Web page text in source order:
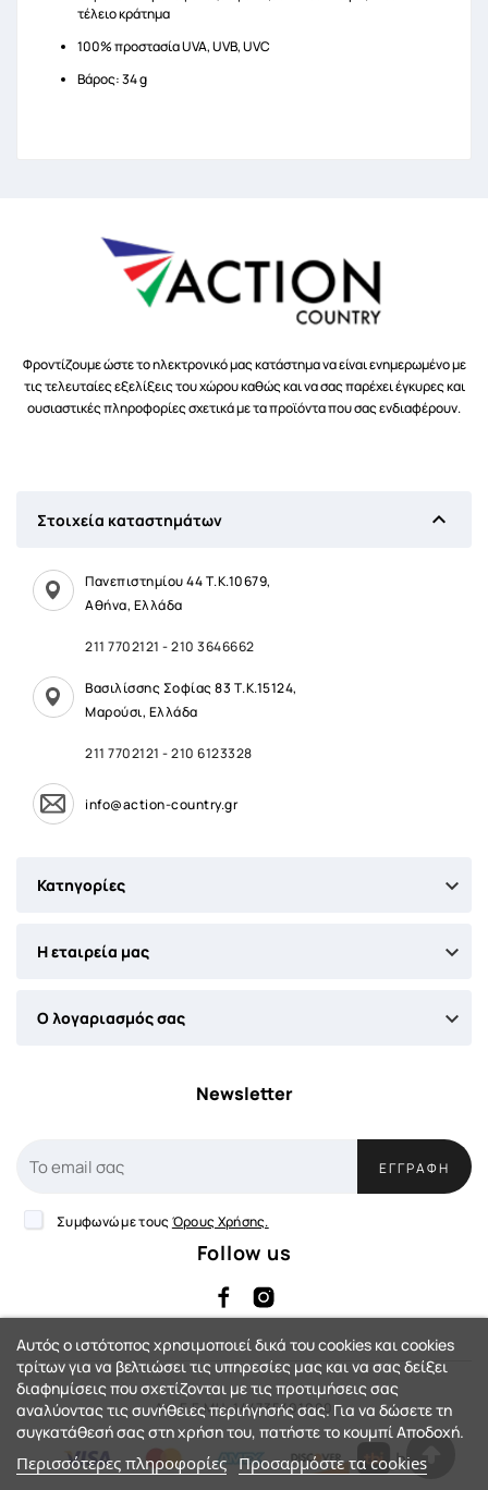
τέλειο κράτημα
100% προστασία UVA, UVB, UVC
Βάρος: 34 g
Φροντίζουμε ώστε το ηλεκτρονικό μας κατάστημα να είναι ενημερωμένο με
τις τελευταίες εξελίξεις του χώρου καθώς και να σας παρέχει έγκυρες και
ουσιαστικές πληροφορίες σχετικά με τα προϊόντα που σας ενδιαφέρουν.
Στοιχεία καταστημάτων 
Πανεπιστημίου 44 Τ.Κ.10679,
Αθήνα, Ελλάδα
211 7702121 -210 3646662
Βασιλίσσης Σοφίας 83 Τ.Κ.15124,
Μαρούσι, Ελλάδα
211 7702121 -210 6123328
info@action-country.gr
Κατηγορίες 
Η εταιρεία μας 
Ο λογαριασμός σας 
Newsletter
ΕΓΓΡΑΦΉ
Συμφωνώ με τους Όρους Χρήσης.
Follow us
Αρ. Γ.Ε.ΜΗ: 144735401000
Αυτός ο ιστότοπος χρησιμοποιεί δικά του cookies και cookies
τρίτων για να βελτιώσει τις υπηρεσίες μας και να σας δείξει
διαφημίσεις που σχετίζονται με τις προτιμήσεις σας
αναλύοντας τις συνήθειες περιήγησής σας. Για να δώσετε τη
συγκατάθεσή σας στη χρήση του, πατήστε το κουμπί Αποδοχή.
Περισσότερες πληροφορίες Προσαρμόστε τα cookies